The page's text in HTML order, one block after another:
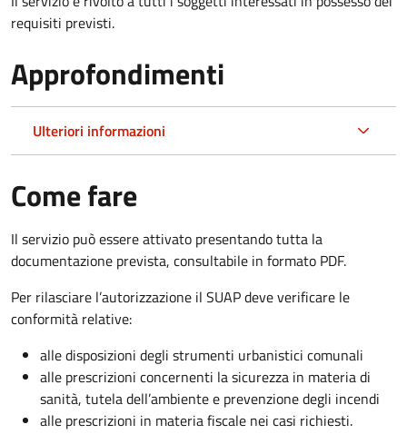
requisiti previsti.
Approfondimenti
Ulteriori informazioni
Come fare
Il servizio può essere attivato presentando tutta la
documentazione prevista, consultabile in formato PDF.
Per rilasciare l’autorizzazione il SUAP deve verificare le
conformità relative:
alle disposizioni degli strumenti urbanistici comunali
alle prescrizioni concernenti la sicurezza in materia di
sanità, tutela dell’ambiente e prevenzione degli incendi
alle prescrizioni in materia fiscale nei casi richiesti.